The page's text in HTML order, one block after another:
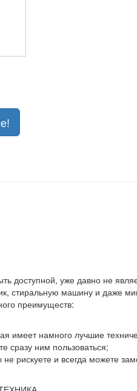
доступной, уже давно не
стиральную машину и даже
преимуществ:
имеет намного лучшие
сразу ним пользоваться;
рискуете и всегда можете